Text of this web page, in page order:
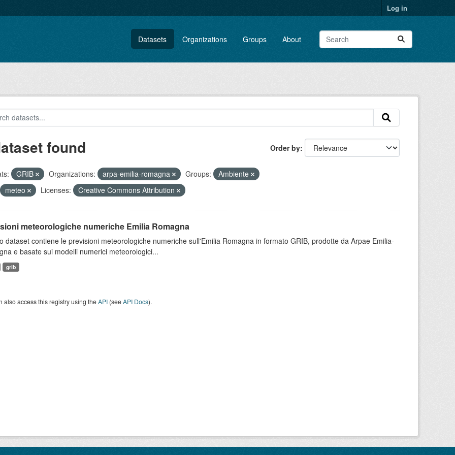
Log in
Datasets Organizations Groups About
Order by
found
GRIB Organizations: arpa-emilia-romagna Groups:
Ambiente
meteo Licenses: Creative Commons Attribution
meteorologiche numeriche Emilia Romagna
dataset contiene le previsioni meteorologiche numeriche sull'Emilia Romagna in formato GRIB, prodotte da Arpae Emilia-
e basate sui modelli numerici meteorologici...
grib
also access this registry using theAPI(seeAPI Docs).